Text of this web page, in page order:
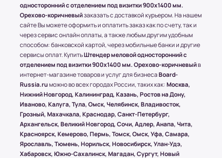
(!) Все товары защищены от внешнего
воздействия посредством специальной
упаковки.
Условия оплаты в интернет-
супермаркете Board-Russia.ru
Наличный расчет
Клиент может оплатить заказ после получения
товара от курьера. По запросу клиента
высылается онлайн-чек или выдается печатный
односторонний с отделением под визитки 900x1400 мм.
Орехово-коричневыйзаказать с доставкой курьером. На нашем
сайте Вы можете оформить и оплатить заказ как по счету, так и
через сервис онлайн оплаты, а также любым другим удобным
способом: банковской картой, через мобильные банки и другие
сервисы оплат. КупитьШтендер меловой односторонний с
отделением под визитки 900x1400 мм. Орехово-коричневыйв
интернет-магазине товаров и услуг для бизнесаBoard-
Russia.ruможно во всех городах России, таких как:Москва,
Нижний Новгород, Калининград, Казань, Ростов на Дону,
Иваново, Калуга, Тула, Омск, Челябинск, Владивосток,
Грозный, Махачкала, Краснодар, Санкт-Петербург,
Архангельск, Великий Новгород, Сочи, Адлер, Анапа, Чита,
Красноярск, Кемерово, Пермь, Томск, Омск, Уфа, Самара,
Ярославль, Тюмень, Норильск, Новосибирск, Улан-Удэ,
Хабаровск, Южно-Сахалинск, Магадан, Сургут, Новый